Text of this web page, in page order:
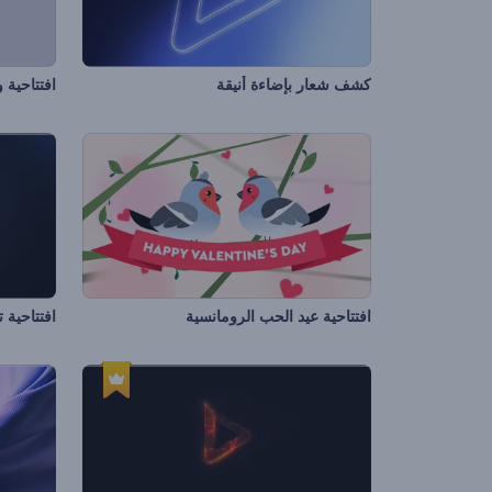
كشف شعار بإضاءة أنيقة
افتتاحية عيد الحب الرومانسية